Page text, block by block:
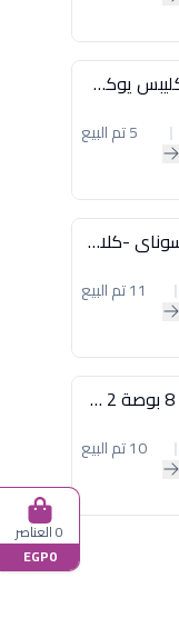
علبة ثلاجة كليبس يوكسان
5 تم البيع
غلاية مياه سوناي -كلاسيك 2200 وات، 1.7 لتر زجاج اضائة ليد - MAR-3752
11 تم البيع
سكينة بلطة 8 بوصة 2 مسمار
10 تم البيع
0 العناصر
EGP0